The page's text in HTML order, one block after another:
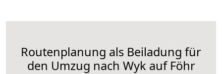
Routenplanung als Beiladung für
den Umzug nach Wyk auf Föhr